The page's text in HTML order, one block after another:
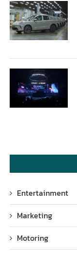
Entertainment
Marketing
Motoring